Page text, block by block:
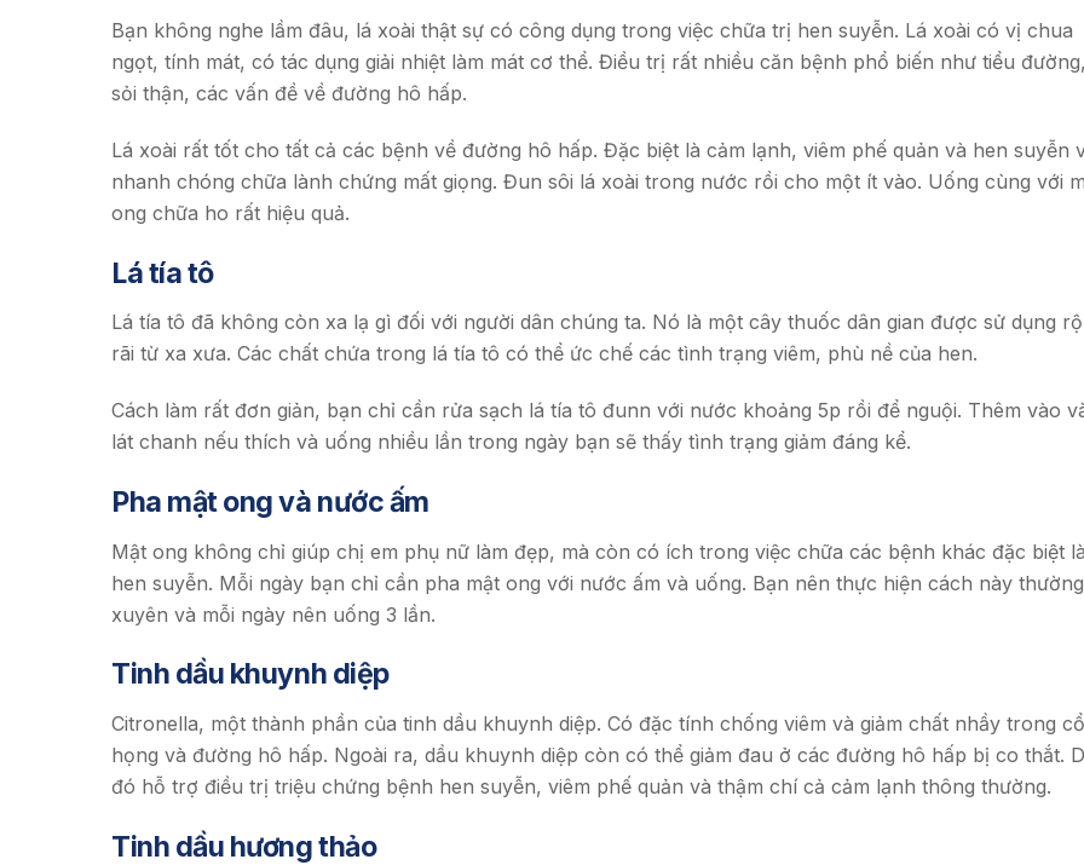
Bạn không nghe lầm đâu, lá xoài thật sự có công dụng trong việc chữa trị hen suyễn. Lá xoài có vị chua
ngọt, tính mát, có tác dụng giải nhiệt làm mát cơ thể. Điều trị rất nhiều căn bệnh phổ biến như tiểu
sỏi thận, các vấn đề về đường hô hấp.
Lá xoài rất tốt cho tất cả các bệnh về đường hô hấp. Đặc biệt là cảm lạnh, viêm phế quản và hen suyễn
nhanh chóng chữa lành chứng mất giọng. Đun sôi lá xoài trong nước rồi cho một ít vào. Uống cùng với
ong chữa ho rất hiệu quả.
Lá tía tô
Lá tía tô đã không còn xa lạ gì đối với người dân chúng ta. Nó là một cây thuốc dân gian được sử dụng
rãi từ xa xưa. Các chất chứa trong lá tía tô có thể ức chế các tình trạng viêm, phù nề của hen.
Cách làm rất đơn giản, bạn chỉ cần rửa sạch lá tía tô đunn với nước khoảng 5p rồi để nguội. Thêm vào
lát chanh nếu thích và uống nhiều lần trong ngày bạn sẽ thấy tình trạng giảm đáng kể.
Pha mật ong và nước ấm
Mật ong không chỉ giúp chị em phụ nữ làm đẹp, mà còn có ích trong việc chữa các bệnh khác đặc biệt
hen suyễn. Mỗi ngày bạn chỉ cần pha mật ong với nước ấm và uống. Bạn nên thực hiện cách này thường
xuyên và mỗi ngày nên uống 3 lần.
Tinh dầu khuynh diệp
Citronella, một thành phần của tinh dầu khuynh diệp. Có đặc tính chống viêm và giảm chất nhầy trong cổ
họng và đường hô hấp. Ngoài ra, dầu khuynh diệp còn có thể giảm đau ở các đường hô hấp bị co thắt.
đó hỗ trợ điều trị triệu chứng bệnh hen suyễn, viêm phế quản và thậm chí cả cảm lạnh thông thường.
Tinh dầu hương thảo